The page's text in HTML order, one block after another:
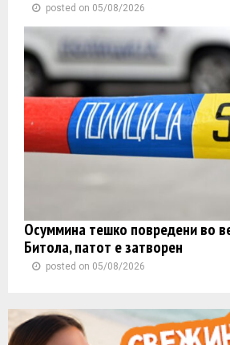
posted on 05/08/2026
Осуммина тешко повредени во
Битола, патот е затворен
posted on 05/08/2026